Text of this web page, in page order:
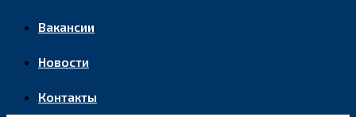
Вакансии
Новости
Контакты